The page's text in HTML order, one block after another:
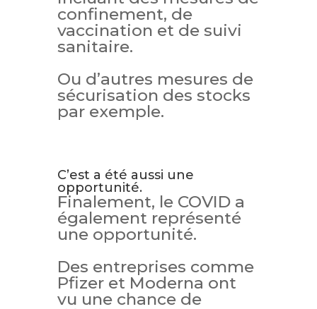
confinement, de
vaccination et de suivi
sanitaire.
Ou d’autres mesures de
sécurisation des stocks
par exemple.
C’est a été aussi une
opportunité.
Finalement, le COVID a
également représenté
une opportunité.
Des entreprises comme
Pfizer et Moderna ont
vu une chance de